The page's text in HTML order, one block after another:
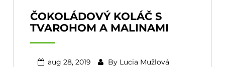
ČOKOLÁDOVÝ KOLÁČ S
TVAROHOM A MALINAMI
aug 28, 2019 By Lucia Mužlová